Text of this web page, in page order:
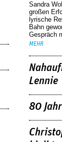
Sandra
großen
lyrische
Bahn
Gespräch
MEHR
Lennie
80